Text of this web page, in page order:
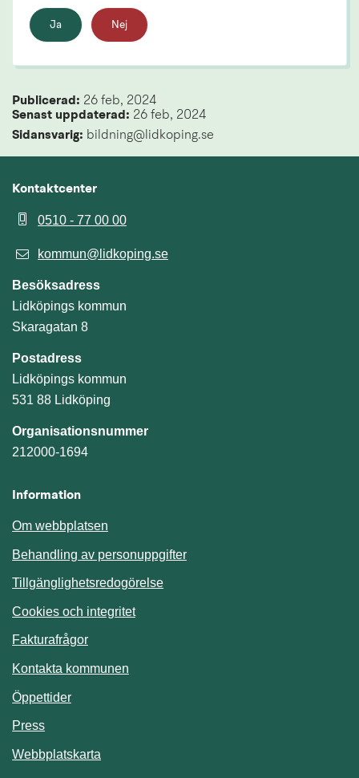
Ja Nej
Publicerad: 26 feb, 2024
Senast uppdaterad: 26 feb, 2024
Sidansvarig: bildning@lidkoping.se
Kontaktcenter
0510 - 77 00 00
kommun@lidkoping.se
Besöksadress
Lidköpings kommun
Skaragatan 8
Postadress
Lidköpings kommun
531 88 Lidköping
Organisationsnummer
212000-1694
Information
Om webbplatsen
Behandling av personuppgifter
Tillgänglighetsredogörelse
Cookies och integritet
Fakturafrågor
Kontakta kommunen
Öppettider
Press
Webbplatskarta